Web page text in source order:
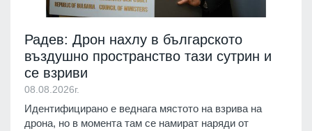
Радев: Дрон нахлу в българското
въздушно пространство тази сутрин и
се взриви
08.08.2026г.
Идентифицирано е веднага мястото на взрива на
дрона, но в момента там се намират наряди от